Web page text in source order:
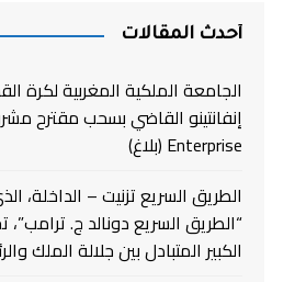
أحدث المقالات
الجامعة الملكية المغربية لكرة
Enterprise (بلاغ)
الطريق السريع تزنيت – الداخلة،
“الطريق السريع دونالد ج. ترامب”،
الكبير المتبادل بين جلالة الملك